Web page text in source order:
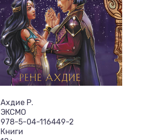
Ахдие Р.
ЭКСМО
978-5-04-116449-2
Книги